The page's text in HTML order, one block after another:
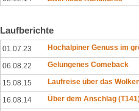
Laufberichte
01.07.23 Hochalpiner Genuss im
06.08.22 Gelungenes Comeback
15.08.15 Laufreise über das
16.08.14 Über dem Anschlag